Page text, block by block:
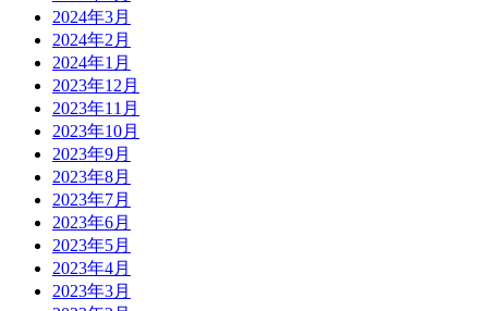
2024年3月
2024年2月
2024年1月
2023年12月
2023年11月
2023年10月
2023年9月
2023年8月
2023年7月
2023年6月
2023年5月
2023年4月
2023年3月